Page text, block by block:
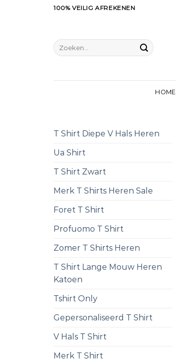
100% VEILIG AFREKENEN
Zoeken
naar:
HOME
T Shirt Diepe V Hals Heren
Ua Shirt
T Shirt Zwart
Merk T Shirts Heren Sale
Foret T Shirt
Profuomo T Shirt
Zomer T Shirts Heren
T Shirt Lange Mouw Heren
Katoen
Tshirt Only
Gepersonaliseerd T Shirt
V Hals T Shirt
Merk T Shirt